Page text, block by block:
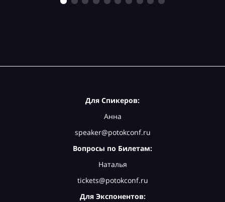
Для Спикеров:
Анна
speaker@potokconf.ru
Вопросы по Билетам:
Наталья
tickets@potokconf.ru
Для Экспонентов: